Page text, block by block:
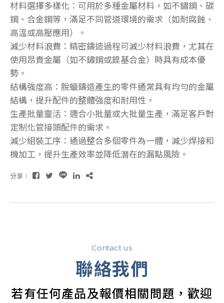
材料選擇多樣化：可用於多種金屬材料，如不鏽鋼、碳
鋼、合金鋼等，滿足不同管道環境的需求（如耐腐蝕、
高溫或高壓應用）。
減少材料浪費：精密鑄造過程可減少材料浪費，尤其在
使用昂貴金屬（如不鏽鋼或鎳基合金）時具有成本優
勢。
結構強度高：脫蠟鑄造產生的零件通常具有均勻的金屬
結構，提升配件的整體強度和耐用性。
生產批量靈活：適合小批量或大批量生產，滿足客戶對
定制化管接頭配件的需求。
減少組裝工序：通過整合多個零件為一體，減少焊接和
機加工，提升生產效率並降低潛在的漏點風險。
分享：
Contact us
聯絡我們
若有任何產品及報價相關問題，歡迎